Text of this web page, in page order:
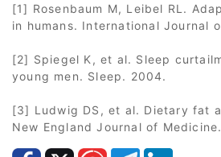
[1] Rosenbaum M, Leibel RL.
in humans. International Journal
[2] Spiegel K, et al. Sleep
young men. Sleep. 2004.
[3] Ludwig DS, et al. Dietary fat
New England Journal of